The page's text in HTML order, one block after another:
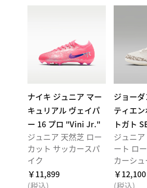
ナイキ ジュニア マー
キュリアル ヴェイパ
ー 16 プロ "Vini Jr."
ジュニア 天然芝 ロー
カット サッカースパ
イク
￥11,899
(税込)
ジョー
ティエ
トガト
ジュニ
ート ロ
カーシ
￥12,100
(税込)